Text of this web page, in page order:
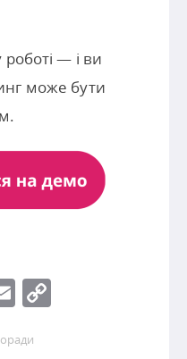
роботі — і ви
може бути
Email